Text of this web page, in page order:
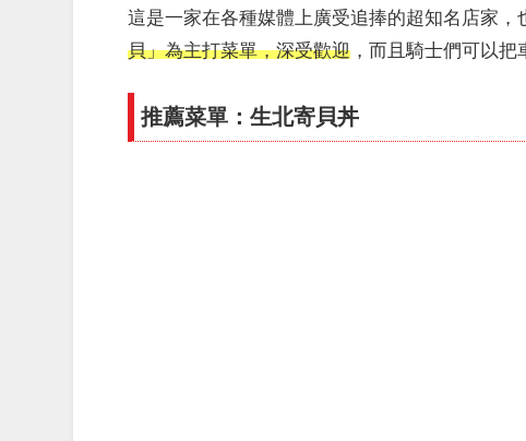
這是一家在各種媒體上廣受追捧的超知名店家
貝」為主打菜單，深受歡迎 ，而且騎士們可以把
推薦菜單：生北寄貝丼